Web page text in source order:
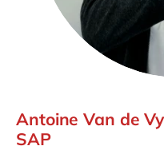
Antoine Van de
SAP